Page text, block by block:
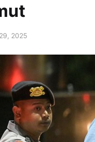
2025